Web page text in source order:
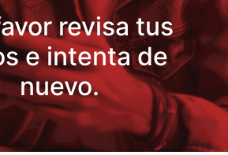
revisa tus
e intenta de
nuevo.